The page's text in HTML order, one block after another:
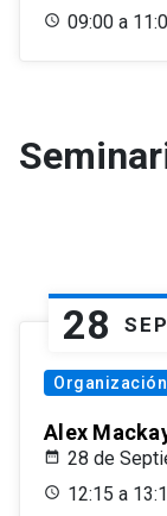
09:00 a
28 SEP
Alex
28 de
12:15 a